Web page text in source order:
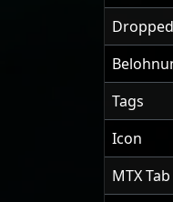
Tags
Icon
MTX